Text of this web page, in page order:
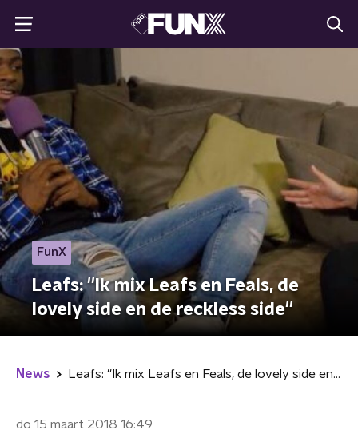
FunX
Leafs: ''Ik mix Leafs en Feals, de
lovely side en de reckless side''
News Leafs: ''Ik mix Leafs en Feals, de lovely side en de reckless side''
do 15 maart 2018 16:49